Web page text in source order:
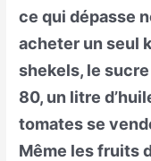
ce qui dépasse
acheter un seul
shekels, le
80, un litre
tomates se
Même les fruits